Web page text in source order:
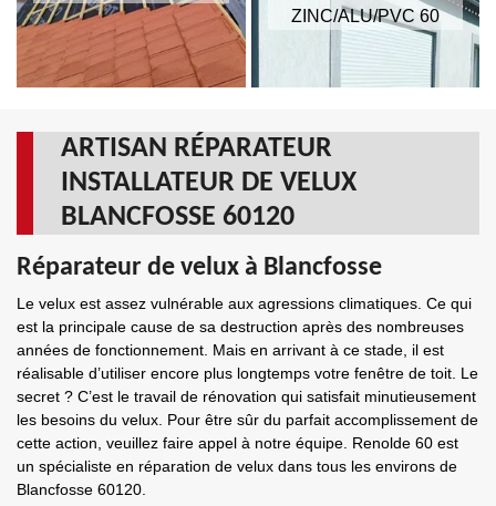
ZINC/ALU/PVC 60
ARTISAN RÉPARATEUR
INSTALLATEUR DE VELUX
BLANCFOSSE 60120
Réparateur de velux à Blancfosse
Le velux est assez vulnérable aux agressions climatiques. Ce qui
est la principale cause de sa destruction après des nombreuses
années de fonctionnement. Mais en arrivant à ce stade, il est
réalisable d’utiliser encore plus longtemps votre fenêtre de toit. Le
secret ? C’est le travail de rénovation qui satisfait minutieusement
les besoins du velux. Pour être sûr du parfait accomplissement de
cette action, veuillez faire appel à notre équipe. Renolde 60 est
un spécialiste en réparation de velux dans tous les environs de
Blancfosse 60120.